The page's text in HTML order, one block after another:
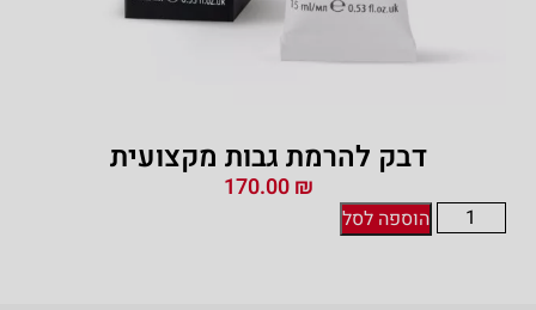
דבק להרמת גבות מקצועית
170.00₪
הוספה לסל